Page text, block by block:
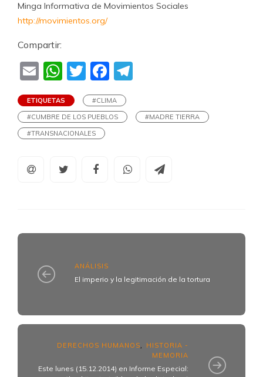
Minga Informativa de Movimientos Sociales
http://movimientos.org/
Compartir:
EmailWhatsApp
TwitterFacebook
ETIQUETAS
#CLIMA
#CUMBRE DE LOS PUEBLOS
#MADRE TIERRA
#TRANSNACIONALES
ANÁLISIS
El imperio y la legitimación de la tortura
DERECHOS HUMANOS
HISTORIA -
MEMORIA
Este lunes (15.12.2014) en Informe Especial: